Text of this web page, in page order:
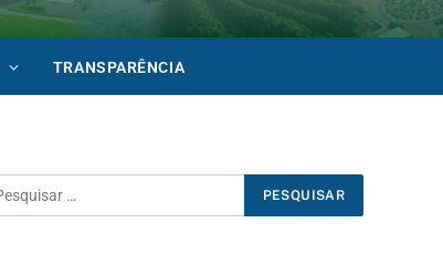
TRANSPARÊNCIA